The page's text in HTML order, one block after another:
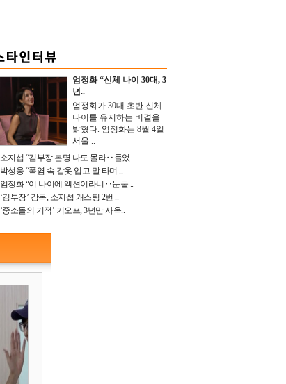
엄정화 “신체 나이 30대, 3
년..
엄정화가 30대 초반 신체
나이를 유지하는 비결을
밝혔다. 엄정화는 8월 4일
서울 ..
소지섭 “김부장 본명 나도 몰라‥들었..
박성웅 “폭염 속 갑옷 입고 말 타며 ..
엄정화 “이 나이에 액션이라니‥눈물 ..
‘김부장’ 감독, 소지섭 캐스팅 2번 ..
‘중소돌의 기적’ 키오프, 3년만 사옥..